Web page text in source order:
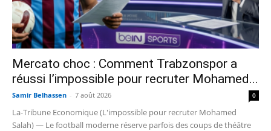
Mercato choc : Comment Trabzonspor a
réussi l’impossible pour recruter Mohamed...
Samir Belhassen - 7 août 2026 0
La-Tribune Economique (L'impossible pour recruter Mohamed
Salah) — Le football moderne réserve parfois des coups de théâtre